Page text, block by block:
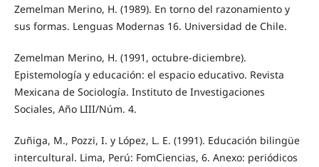
Zemelman Merino, H. (1989). En torno del razonamiento y
sus formas. Lenguas Modernas 16. Universidad de Chile.
Zemelman Merino, H. (1991, octubre-diciembre).
Epistemología y educación: el espacio educativo. Revista
Mexicana de Sociología. Instituto de Investigaciones
Sociales, Año LIII/Núm. 4.
Zuñiga, M., Pozzi, I. y López, L. E. (1991). Educación bilingüe
intercultural. Lima, Perú: FomCiencias, 6. Anexo: periódicos